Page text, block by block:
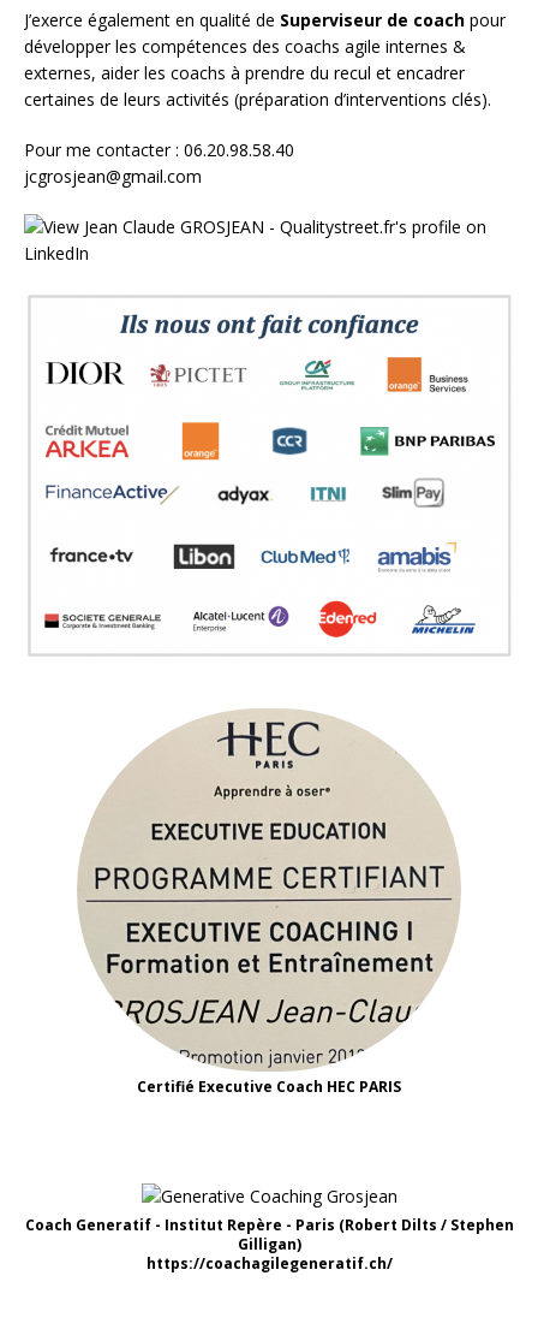
J’exerce également en qualité de Superviseur de coach pour
développer les compétences des coachs agile internes &
externes, aider les coachs à prendre du recul et encadrer
certaines de leurs activités (préparation d’interventions clés).
Pour me contacter : 06.20.98.58.40
jcgrosjean@gmail.com
Certifié Executive Coach HEC PARIS
Coach Generatif - Institut Repère - Paris (Robert Dilts / Stephen
Gilligan)
https://coachagilegeneratif.ch/